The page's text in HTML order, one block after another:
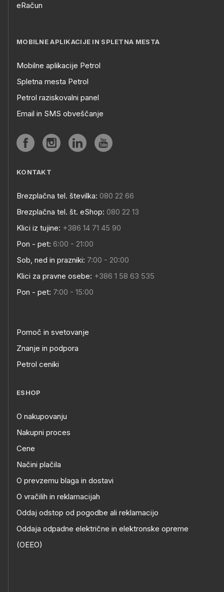
eRačun
MOBILNE APLIKACIJE IN SPLETNA MESTA
Mobilne aplikacije Petrol
Spletna mesta Petrol
Petrol raziskovalni panel
Email in SMS obveščanje
KONTAKT
Brezplačna tel. številka: 080 22 66
Brezplačna tel. št. eShop: 080 22 13
Klici iz tujine: +386 14 71 45 90
Pon - pet: 6:00 - 21:00
Sob, ned in prazniki: 7:00 - 20:00
Klici za pravne osebe: +386 1 58 63 535
Pon - pet: 7:00 - 15:00
Pomoč in svetovanje
Znanje in podpora
Petrol ceniki
ESHOP
O nakupovanju
Nakupni proces
Cene
Načini plačila
O prevzemu blaga in dostavi
O vračilih in reklamacijah
Oddaj odstop od pogodbe ali reklamacijo
Oddaja odpadne električne in elektronske opreme
(OEEO)